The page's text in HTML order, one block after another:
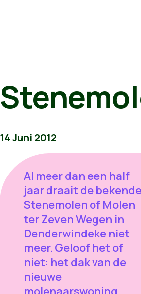
14 Juni 2012
Al meer dan een half
jaar draait de bekende
Stenemolen of Molen
ter Zeven Wegen in
Denderwindeke niet
meer. Geloof het of
niet: het dak van de
nieuwe
molenaarswoning